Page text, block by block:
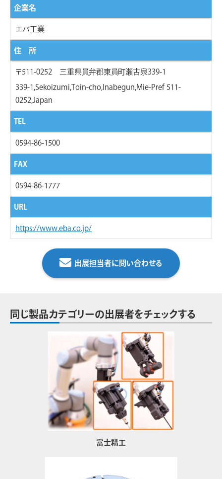
企業名
エバ工業
住 所
〒511-0252 三重県員弁郡東員町瀬古泉339-1
339-1,Sekoizumi,Toin-cho,Inabegun,Mie-Pref 511-
0252,Japan
TEL
0594-86-1500
FAX
0594-86-1777
URL
https://www.eba.co.jp/
出展担当者に問い合わせる
同じ製品カテゴリーの出展者をチェックする
富士精工